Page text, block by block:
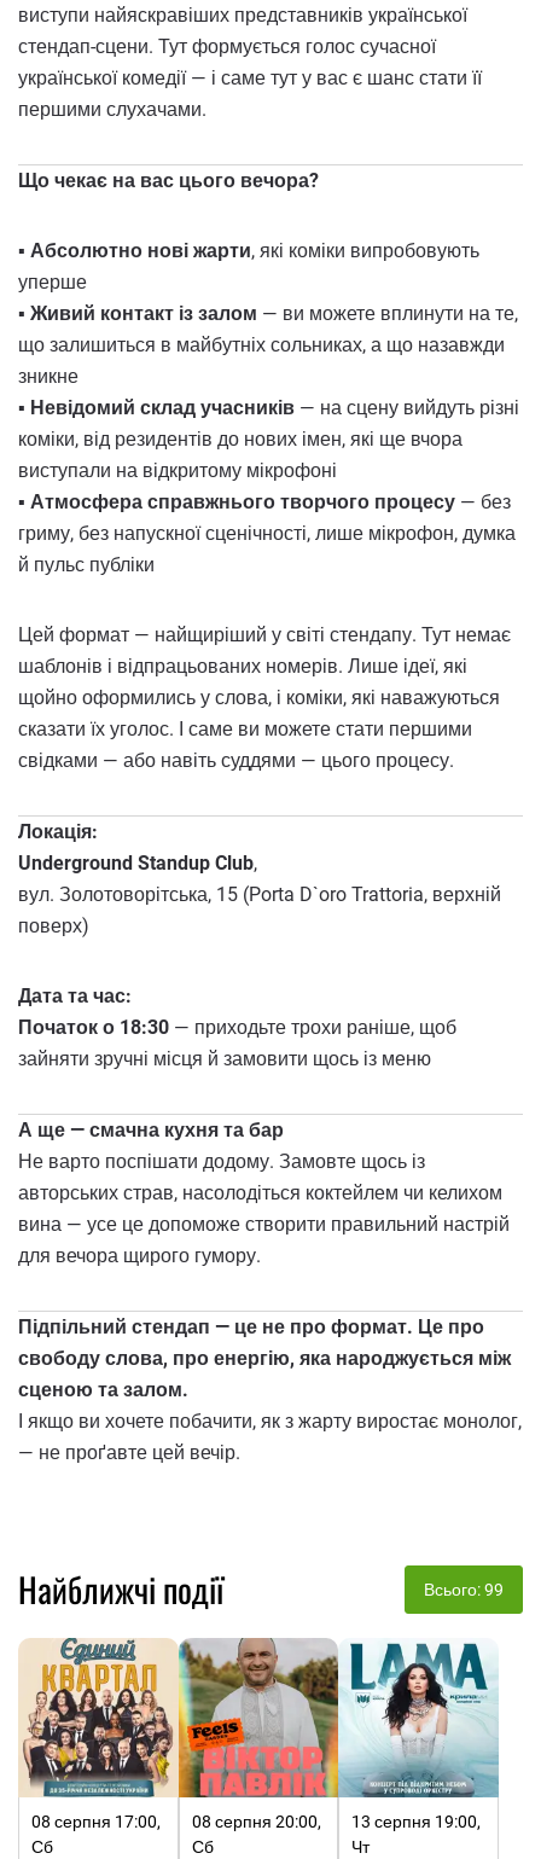
виступи найяскравіших представників української
стендап-сцени. Тут формується голос сучасної
української комедії — і саме тут у вас є шанс стати її
першими слухачами.
Що чекає на вас цього вечора?
▪️ Абсолютно нові жарти, які коміки випробовують
уперше
▪️ Живий контакт із залом — ви можете вплинути на те,
що залишиться в майбутніх сольниках, а що назавжди
зникне
▪️ Невідомий склад учасників — на сцену вийдуть різні
коміки, від резидентів до нових імен, які ще вчора
виступали на відкритому мікрофоні
▪️ Атмосфера справжнього творчого процесу — без
гриму, без напускної сценічності, лише мікрофон, думка
й пульс публіки
Цей формат — найщиріший у світі стендапу. Тут немає
шаблонів і відпрацьованих номерів. Лише ідеї, які
щойно оформились у слова, і коміки, які наважуються
сказати їх уголос. І саме ви можете стати першими
свідками — або навіть суддями — цього процесу.
Локація:
Underground Standup Club,
вул. Золотоворітська, 15 (Porta D`oro Trattoria, верхній
поверх)
Дата та час:
Початок о 18:30 — приходьте трохи раніше, щоб
зайняти зручні місця й замовити щось із меню
А ще — смачна кухня та бар
Не варто поспішати додому. Замовте щось із
авторських страв, насолодіться коктейлем чи келихом
вина — усе це допоможе створити правильний настрій
для вечора щирого гумору.
Підпільний стендап — це не про формат. Це про
свободу слова, про енергію, яка народжується між
сценою та залом.
І якщо ви хочете побачити, як з жарту виростає монолог,
— не проґавте цей вечір.
Найближчі події Всього: 99
08 серпня 17:00,
Сб
08 серпня 20:00,
Сб
13 серпня 19:00,
Чт